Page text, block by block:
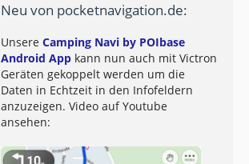
Neu von pocketnavigation.de:
Unsere Camping Navi by POIbase
Android App kann nun auch mit Victron
Geräten gekoppelt werden um die
Daten in Echtzeit in den Infofeldern
anzuzeigen. Video auf Youtube
ansehen: